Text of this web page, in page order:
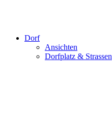
Dorf
Ansichten
Dorfplatz & Strassen